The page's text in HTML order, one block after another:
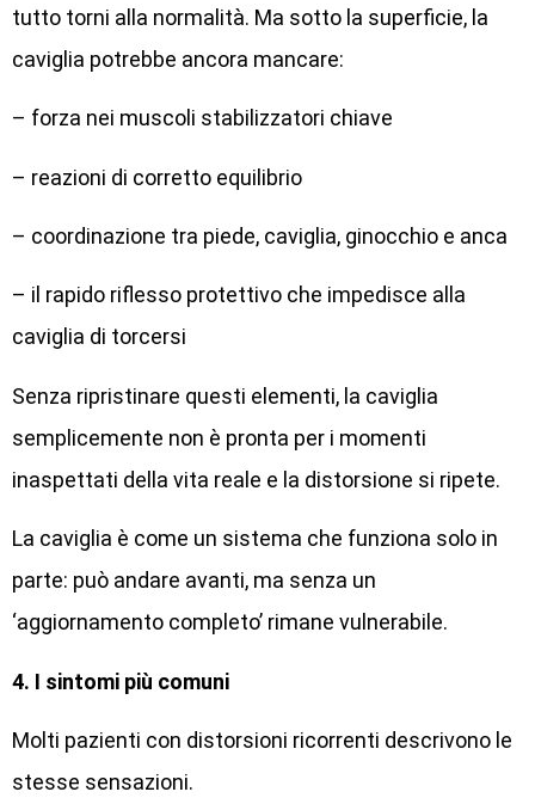
tutto torni alla normalità. Ma sotto la superficie, la
caviglia potrebbe ancora mancare:
– forza nei muscoli stabilizzatori chiave
– reazioni di corretto equilibrio
– coordinazione tra piede, caviglia, ginocchio e anca
– il rapido riflesso protettivo che impedisce alla
caviglia di torcersi
Senza ripristinare questi elementi, la caviglia
semplicemente non è pronta per i momenti
inaspettati della vita reale e la distorsione si ripete.
La caviglia è come un sistema che funziona solo in
parte: può andare avanti, ma senza un
‘aggiornamento completo’ rimane vulnerabile.
4. I sintomi più comuni
Molti pazienti con distorsioni ricorrenti descrivono le
stesse sensazioni.